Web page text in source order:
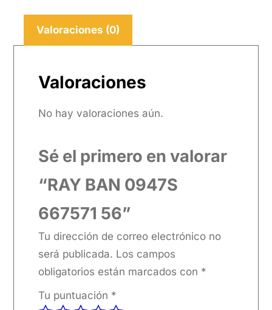
Valoraciones (0)
Valoraciones
No hay valoraciones aún.
Sé el primero en valorar
“RAY BAN 0947S
667571 56”
Tu dirección de correo electrónico no
será publicada. Los campos
obligatorios están marcados con *
Tu puntuación *